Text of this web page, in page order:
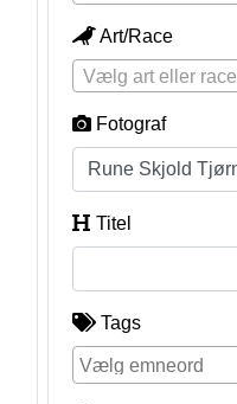
Art/Race
Vælg art eller race
Fotograf
Titel
Tags